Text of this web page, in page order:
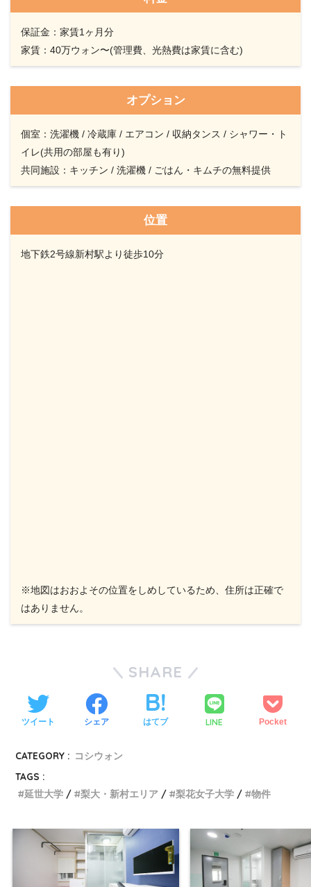
保証金：家賃1ヶ月分
家賃：40万ウォン〜(管理費、光熱費は家賃に含む)
オプション
個室：洗濯機 / 冷蔵庫 / エアコン / 収納タンス / シャワー・ト
イレ(共用の部屋も有り)
共同施設：キッチン / 洗濯機 / ごはん・キムチの無料提供
位置
地下鉄2号線新村駅より徒歩10分
※地図はおおよその位置をしめしているため、住所は正確で
はありません。
SHARE
ツイート シェア はてブ LINE Pocket
CATEGORY : コシウォン
TAGS :
延世大学
梨大・新村エリア 梨花女子大学 物件